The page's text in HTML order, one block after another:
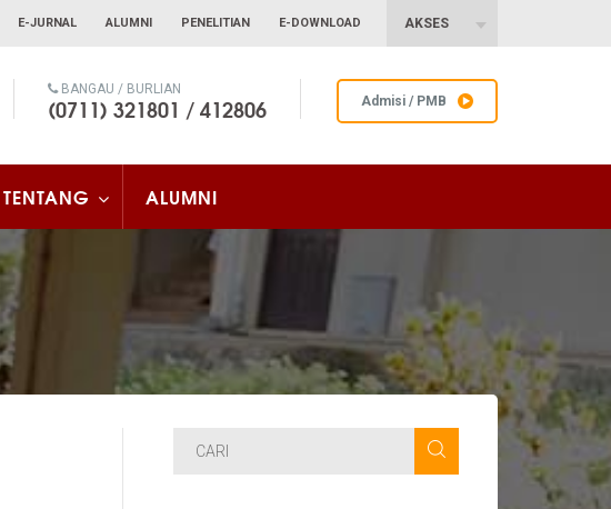
E-JURNAL ALUMNI PENELITIAN E-DOWNLOAD AKSES
BANGAU / BURLIAN
(0711) 321801 / 412806 Admisi / PMB
TENTANG ALUMNI